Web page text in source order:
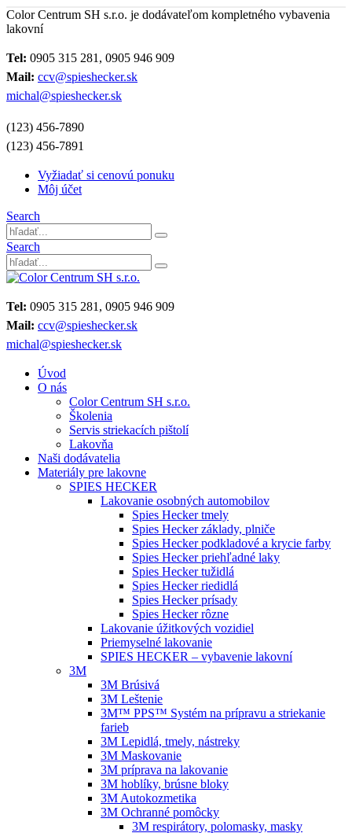
Color Centrum SH s.r.o. je dodávateľom kompletného vybavenia
lakovní
Tel: 0905 315 281, 0905 946 909
Mail: ccv@spieshecker.sk
michal@spieshecker.sk
(123) 456-7890
(123) 456-7891
Vyžiadať si cenovú ponuku
Môj účet
Search
Search
Tel: 0905 315 281, 0905 946 909
Mail: ccv@spieshecker.sk
michal@spieshecker.sk
Úvod
O nás
Color Centrum SH s.r.o.
Školenia
Servis striekacích pištolí
Lakovňa
Naši dodávatelia
Materiály pre lakovne
SPIES HECKER
Lakovanie osobných automobilov
Spies Hecker tmely
Spies Hecker základy, plniče
Spies Hecker podkladové a krycie farby
Spies Hecker priehľadné laky
Spies Hecker tužidlá
Spies Hecker riedidlá
Spies Hecker prísady
Spies Hecker rôzne
Lakovanie úžitkových vozidiel
Priemyselné lakovanie
SPIES HECKER – vybavenie lakovní
3M
3M Brúsivá
3M Leštenie
3M™ PPS™ Systém na prípravu a striekanie
farieb
3M Lepidlá, tmely, nástreky
3M Maskovanie
3M príprava na lakovanie
3M hoblíky, brúsne bloky
3M Autokozmetika
3M Ochranné pomôcky
3M respirátory, polomasky, masky